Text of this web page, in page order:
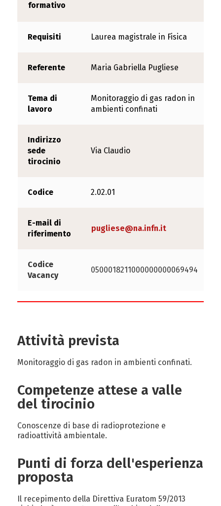
formativo
Requisiti Laurea magistrale in Fisica
Referente Maria Gabriella Pugliese
Tema di
lavoro
Monitoraggio di gas radon in
ambienti confinati
Indirizzo
sede
tirocinio
Via Claudio
Codice 2.02.01
E-mail di
riferimento
pugliese@na.infn.it
Codice
Vacancy
0500018211000000000069494
Attività prevista
Monitoraggio di gas radon in ambienti confinati.
Competenze attese a valle
del tirocinio
Conoscenze di base di radioprotezione e
radioattività ambientale.
Punti di forza dell'esperienza
proposta
Il recepimento della Direttiva Euratom 59/2013